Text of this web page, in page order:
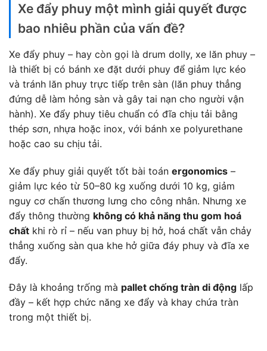
Xe đẩy phuy một mình giải quyết được
bao nhiêu phần của vấn đề?
Xe đẩy phuy – hay còn gọi là drum dolly, xe lăn phuy –
là thiết bị có bánh xe đặt dưới phuy để giảm lực kéo
và tránh lăn phuy trực tiếp trên sàn (lăn phuy thẳng
đứng dễ làm hỏng sàn và gây tai nạn cho người vận
hành). Xe đẩy phuy tiêu chuẩn có đĩa chịu tải bằng
thép sơn, nhựa hoặc inox, với bánh xe polyurethane
hoặc cao su chịu tải.
Xe đẩy phuy giải quyết tốt bài toán ergonomics –
giảm lực kéo từ 50–80 kg xuống dưới 10 kg, giảm
nguy cơ chấn thương lưng cho công nhân. Nhưng xe
đẩy thông thường không có khả năng thu gom hoá
chất khi rò rỉ – nếu van phuy bị hở, hoá chất vẫn chảy
thẳng xuống sàn qua khe hở giữa đáy phuy và đĩa xe
đẩy.
Đây là khoảng trống mà pallet chống tràn di động lấp
đầy – kết hợp chức năng xe đẩy và khay chứa tràn
trong một thiết bị.